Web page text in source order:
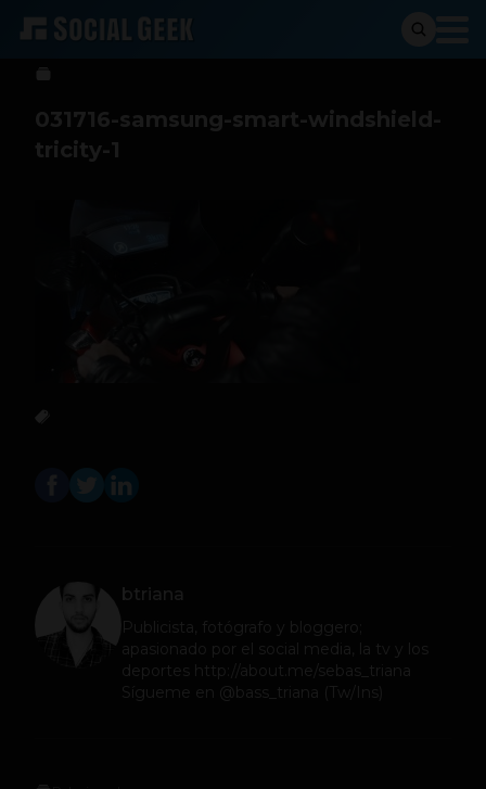
btriana 22 de marzo de 2016
031716-samsung-smart-windshield-
tricity-1
btriana
Publicista, fotógrafo y bloggero;
apasionado por el social media, la tv y los
deportes http://about.me/sebas_triana
Sígueme en @bass_triana (Tw/Ins)